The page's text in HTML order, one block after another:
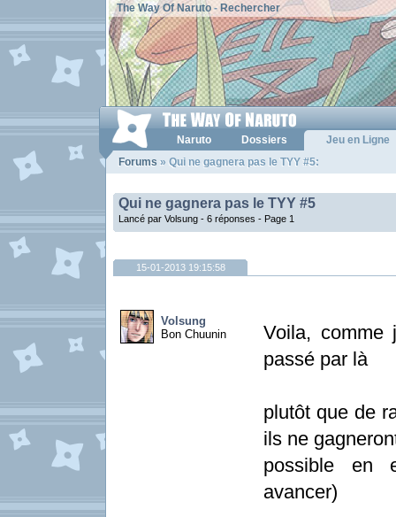
The Way Of Naruto- Rechercher
Naruto Dossiers
Jeu en Ligne
Forums » Qui ne gagnera pas le TYY #5:
Qui ne gagnera pas le TYY #5
Lancé par Volsung - 6 réponses - Page 1
15-01-2013 19:15:58
Volsung
Bon Chuunin
Voila, comme
passé par là
plutôt que de
ils ne
possible en
avancer)